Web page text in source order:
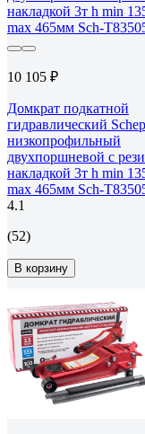
10 105 ₽
Домкрат подкатной
гидравлический
низкопрофильный
двухпоршневой с
накладкой 3т h min
max 465мм Sch-
4.1
(52)
В корзину